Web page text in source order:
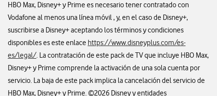
HBO Max, Disney+ y Prime es necesario tener contratado con
Vodafone al menos una línea móvil , y, en el caso de Disney+,
suscribirse a Disney+ aceptando los términos y condiciones
disponibles es este enlace https://www.disneyplus.com/es-
es/legal/. La contratación de este pack de TV que incluye HBO Max,
Disney+ y Prime comprende la activación de una sola cuenta por
servicio. La baja de este pack implica la cancelación del servicio de
HBO Max, Disney+ y Prime. ©2026 Disney y entidades